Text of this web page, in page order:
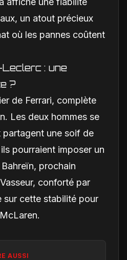
un atout précieux
où les pannes coûtent
Leclerc : une
?
de Ferrari, complète
Les deux hommes se
partagent une soif de
pourraient imposer un
prochain
conforté par
sur cette stabilité pour
AUSSI